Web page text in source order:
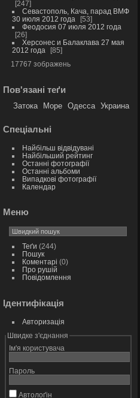
247
Севастополь, Кача, парад ВМФ
30 июля 2012 года
53
Феодосия 07 июля 2012 года
26
Херсонес и Балаклава 27 мая
2012 года
85
17767 зображень
Пов'язані теґи
Затока Море Одесса Украина
Спеціальні
Найбільш відвідувані
Найбільший рейтинг
Останні фотографії
Останні альбоми
Випадкові фотографії
Календар
Меню
Теґи (244)
Пошук
Коментарі (0)
Про рушій
Повідомлення
Ідентифікація
Авторизація
Швидке з'єднання
Ім'я користувача
Пароль
Автолоґін